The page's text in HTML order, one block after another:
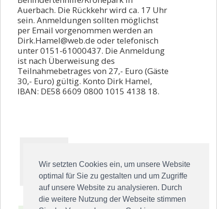
Wir setzten Cookies ein, um unsere Website
optimal für Sie zu gestalten und um Zugriffe
auf unsere Website zu analysieren. Durch
die weitere Nutzung der Webseite stimmen
Auerbach. Die Rückkehr wird ca. 17 Uhr
sein. Anmeldungen sollten möglichst
per Email vorgenommen werden an
Dirk.Hamel@web.de oder telefonisch
unter 0151-61000437. Die Anmeldung
ist nach Überweisung des
Teilnahmebetrages von 27,- Euro (Gäste
30,- Euro) gültig. Konto Dirk Hamel,
IBAN: DE58 6609 0800 1015 4138 18.